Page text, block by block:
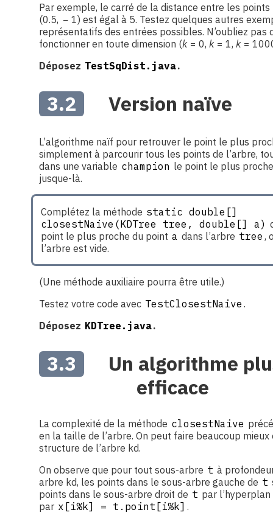
Par exemple, le carré de la distance entre les points
(0.5, − 1) est égal à 5. Testez quelques autres
représentatifs des entrées possibles. N’oubliez pas
fonctionner en toute dimension (k= 0, k= 1, k=
Déposez TestSqDist.java.
3.2 Version naïve
L’algorithme naïf pour retrouver le point le plus
simplement à parcourir tous les points de l’arbre,
dans une variable champion le point le plus
jusque-là.
Complétez la méthode static double[]
closestNaive(KDTree tree, double[] a)
point le plus proche du point a dans l’arbre tree ,
l’arbre est vide.
(Une méthode auxiliaire pourra être utile.)
Testez votre code avec TestClosestNaive .
Déposez KDTree.java.
3.3
Un algorithme
efficace
La complexité de la méthode closestNaive
en la taille de l’arbre. On peut faire beaucoup
structure de l’arbre kd.
On observe que pour tout sous-arbre t à
arbre kd, les points dans le sous-arbre gauche de t
points dans le sous-arbre droit de t par
par x[i%k] = t.point[i%k] .